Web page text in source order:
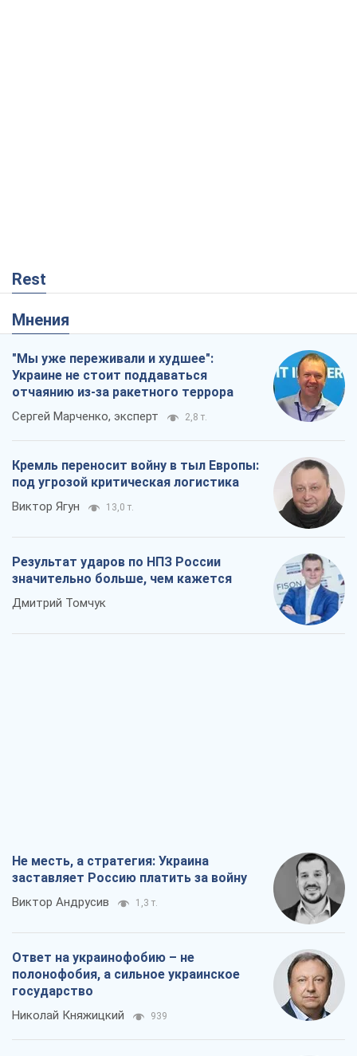
Rest
Мнения
"Мы уже переживали и худшее":
Украине не стоит поддаваться
отчаянию из-за ракетного террора
Сергей Марченко, эксперт 2,8 т.
Кремль переносит войну в тыл Европы:
под угрозой критическая логистика
Виктор Ягун 13,0 т.
Результат ударов по НПЗ России
значительно больше, чем кажется
Дмитрий Томчук
Не месть, а стратегия: Украина
заставляет Россию платить за войну
Виктор Андрусив 1,3 т.
Ответ на украинофобию – не
полонофобия, а сильное украинское
государство
Николай Княжицкий 939